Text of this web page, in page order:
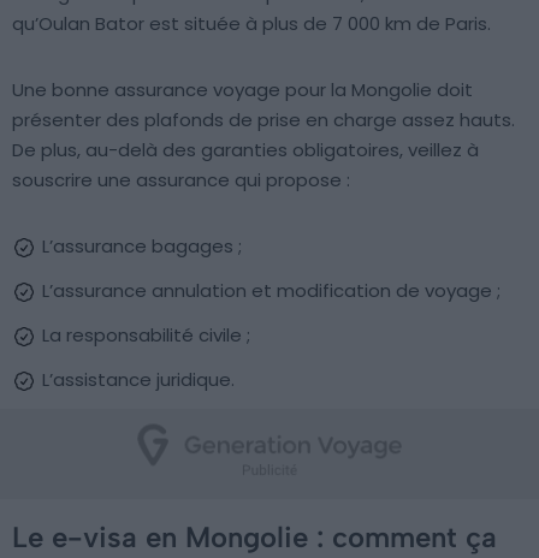
qu’Oulan Bator est située à plus de 7 000 km de Paris.
Une bonne assurance voyage pour la Mongolie doit
présenter des plafonds de prise en charge assez hauts.
De plus, au-delà des garanties obligatoires, veillez à
souscrire une assurance qui propose :
L’assurance bagages ;
L’assurance annulation et modification de voyage ;
La responsabilité civile ;
L’assistance juridique.
Le e-visa en Mongolie : comment ça